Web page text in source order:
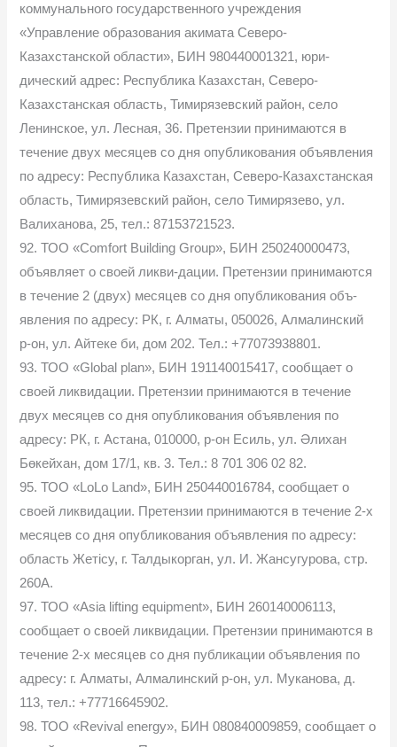
коммунального государственного учреждения
«Управление образования акимата Северо-
Казахстанской области», БИН 980440001321, юри-
дический адрес: Республика Казахстан, Северо-
Казахстанская область, Тимирязевский район, село
Ленинское, ул. Лесная, 36. Претензии принимаются в
течение двух месяцев со дня опубликования объявления
по адресу: Республика Казахстан, Северо-Казахстанская
область, Тимирязевский район, село Тимирязево, ул.
Валиханова, 25, тел.: 87153721523.
92. ТОО «Comfort Building Group», БИН 250240000473,
объявляет о своей ликви-дации. Претензии принимаются
в течение 2 (двух) месяцев со дня опубликования объ-
явления по адресу: РК, г. Алматы, 050026, Алмалинский
р-он, ул. Айтеке би, дом 202. Тел.: +77073938801.
93. ТОО «Global plan», БИН 191140015417, сообщает о
своей ликвидации. Претензии принимаются в течение
двух месяцев со дня опубликования объявления по
адресу: РК, г. Астана, 010000, р-он Есиль, ул. Әлихан
Бөкейхан, дом 17/1, кв. 3. Тел.: 8 701 306 02 82.
95. ТОО «LoLo Land», БИН 250440016784, сообщает о
своей ликвидации. Претензии принимаются в течение 2-х
месяцев со дня опубликования объявления по адресу:
область Жетісу, г. Талдыкорган, ул. И. Жансугурова, стр.
260А.
97. ТОО «Asia lifting equipment», БИН 260140006113,
сообщает о своей ликвидации. Претензии принимаются в
течение 2-х месяцев со дня публикации объявления по
адресу: г. Алматы, Алмалинский р-он, ул. Муканова, д.
113, тел.: +77716645902.
98. ТОО «Revival energy», БИН 080840009859, сообщает о